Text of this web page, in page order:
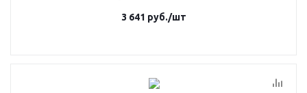
3 641 руб./шт